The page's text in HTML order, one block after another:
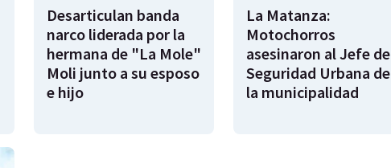
Desarticulan banda
narco liderada por la
hermana de "La Mole"
Moli junto a su esposo
e hijo
La Matanza:
Motochorros
asesinaron al Jefe de
Seguridad Urbana de
la municipalidad